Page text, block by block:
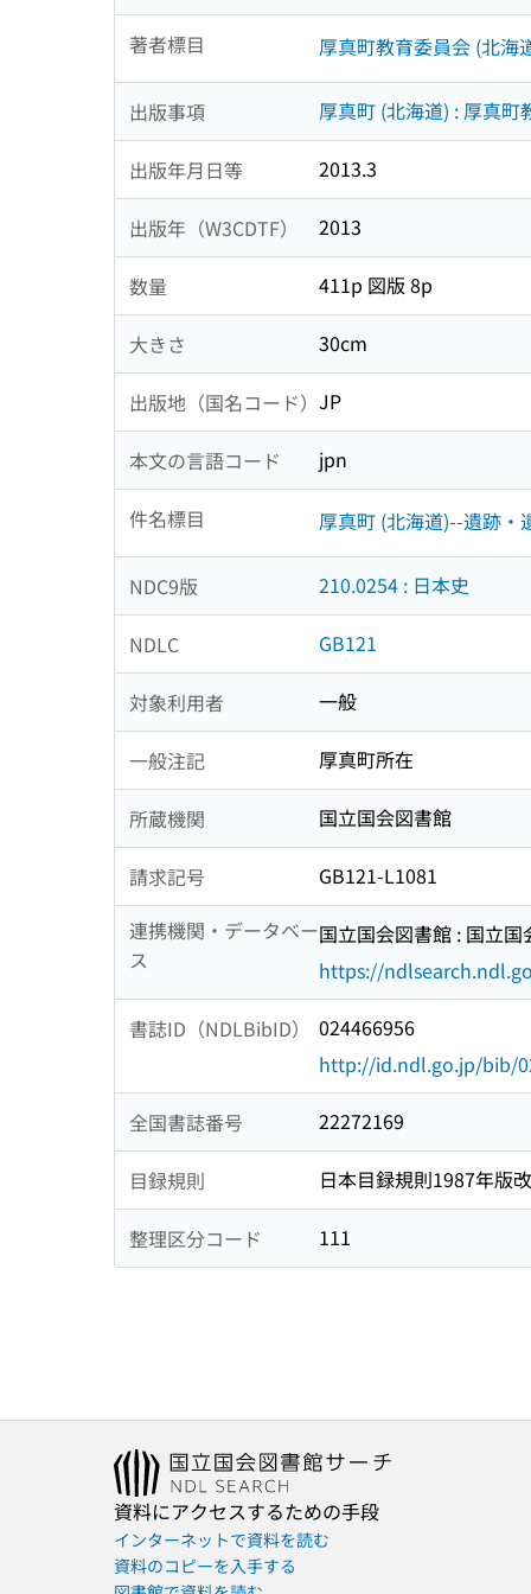
著者標目 厚真町教育委員会 (北海
出版事項 厚真町 (北海道) : 厚真町
出版年月日等 2013.3
出版年（W3CDTF） 2013
数量 411p 図版 8p
大きさ 30cm
出版地（国名コード） JP
本文の言語コード jpn
件名標目 厚真町 (北海道)--遺跡・
NDC9版 210.0254 : 日本史
NDLC GB121
対象利用者 一般
一般注記 厚真町所在
所蔵機関 国立国会図書館
請求記号
GB121-L1081
連携機関・データベー
ス
国立国会図書館 : 国立
https://
書誌ID（NDLBibID）
024466956
http://id.ndl.go.jp/bib/
全国書誌番号 22272169
目録規則 日本目録規則1987年版
整理区分コード 111
資料にアクセスするための手段
インターネットで資料を読む
資料のコピーを入手する